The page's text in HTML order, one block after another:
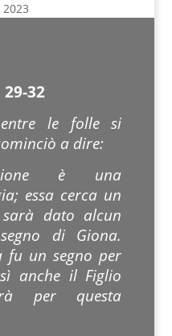
29-32
le folle si
a dire:
è una
essa cerca un
dato alcun
di Giona.
fu un segno per
anche il Figlio
per questa